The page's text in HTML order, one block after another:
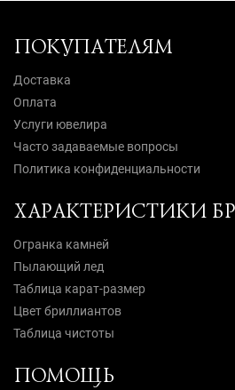
ПОКУПАТЕЛЯМ
Доставка
Оплата
Услуги ювелира
Часто задаваемые вопросы
Политика конфиденциальности
ХАРАКТЕРИСТИКИ
Огранка камней
Пылающий лед
Таблица карат-размер
Цвет бриллиантов
Таблица чистоты
ПОМОЩЬ